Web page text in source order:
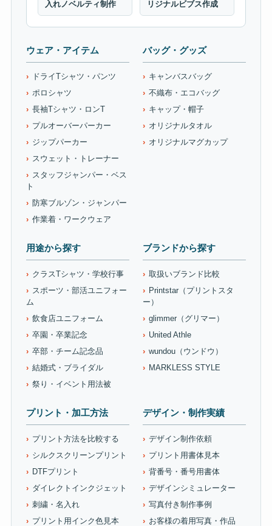
入れノベルティ制作
リジナルビブス作成
ウェア・アイテム
ドライTシャツ・パンツ
ポロシャツ
長袖Tシャツ・ロンT
プルオーバーパーカー
ジップパーカー
スウェット・トレーナー
スタッフジャンパー・ベス
ト
防寒ブルゾン・ジャンパー
作業着・ワークウェア
バッグ・グッズ
キャンバスバッグ
不織布・エコバッグ
キャップ・帽子
オリジナルタオル
オリジナルマグカップ
用途から探す
クラスTシャツ・学校行事
スポーツ・部活ユニフォー
ム
飲食店ユニフォーム
卒園・卒業記念
卒部・チーム記念品
結婚式・ブライダル
祭り・イベント用法被
ブランドから探す
取扱いブランド比較
Printstar（プリントスタ
ー）
glimmer（グリマー）
United Athle
wundou（ウンドウ）
MARKLESS STYLE
プリント・加工方法
プリント方法を比較する
シルクスクリーンプリント
DTFプリント
ダイレクトインクジェット
刺繍・名入れ
プリント用インク色見本
デザイン・制作実績
デザイン制作依頼
プリント用書体見本
背番号・番号用書体
デザインシミュレーター
写真付き制作事例
お客様の着用写真・作品